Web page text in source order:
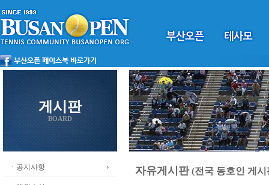
게시판
BOARD
ㆍ공지사항 자유게시판(전국 동호인 게시